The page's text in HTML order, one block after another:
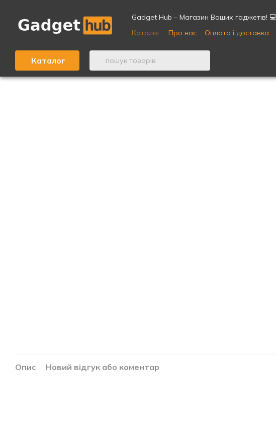
Gadget Hub – Магазин Ваших ґаджетів! 💻
Каталог
Про нас Оплата і доставка
Каталог
Опис Новий відгук або коментар